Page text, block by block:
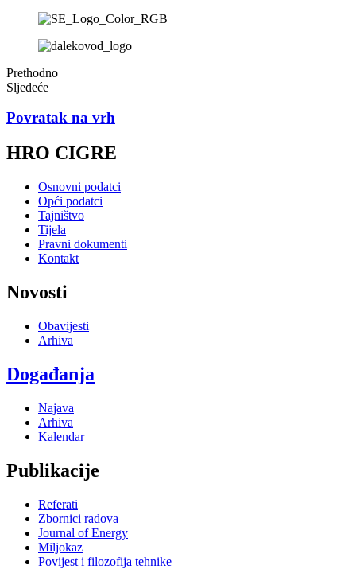
Prethodno
Sljedeće
Povratak na vrh
HRO CIGRE
Osnovni podatci
Opći podatci
Tajništvo
Tijela
Pravni dokumenti
Kontakt
Novosti
Obavijesti
Arhiva
Događanja
Najava
Arhiva
Kalendar
Publikacije
Referati
Zbornici radova
Journal of Energy
Miljokaz
Povijest i filozofija tehnike